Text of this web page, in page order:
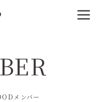
メンバー